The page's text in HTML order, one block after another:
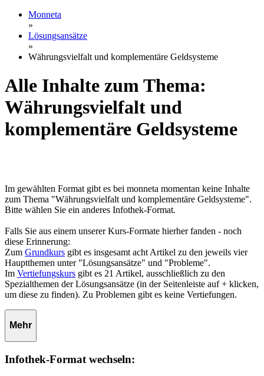
Monneta
»
Lösungsansätze
»
Währungsvielfalt und komplementäre Geldsysteme
Alle Inhalte zum Thema:
Währungsvielfalt und
komplementäre Geldsysteme
Im gewählten Format gibt es bei monneta momentan keine Inhalte
zum Thema "Währungsvielfalt und komplementäre Geldsysteme".
Bitte wählen Sie ein anderes Infothek-Format.
Falls Sie aus einem unserer Kurs-Formate hierher fanden - noch
diese Erinnerung:
Zum Grundkurs gibt es insgesamt acht Artikel zu den jeweils vier
Hauptthemen unter "Lösungsansätze" und "Probleme".
Im Vertiefungskurs gibt es 21 Artikel, ausschließlich zu den
Spezialthemen der Lösungsansätze (in der Seitenleiste auf + klicken,
um diese zu finden). Zu Problemen gibt es keine Vertiefungen.
Mehr
Infothek-Format wechseln: